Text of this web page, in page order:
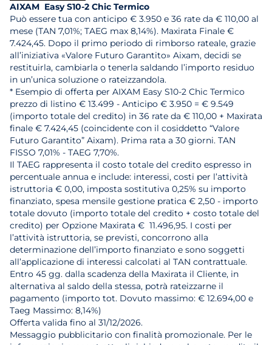
AIXAM Easy S10-2 Chic Termico
Può essere tua con anticipo € 3.950 e 36 rate da € 110,00 al
mese (TAN 7,01%; TAEG max 8,14%). Maxirata Finale €
7.424,45. Dopo il primo periodo di rimborso rateale, grazie
all’iniziativa «Valore Futuro Garantito» Aixam, decidi se
restituirla, cambiarla o tenerla saldando l’importo residuo
in un’unica soluzione o rateizzandola.
* Esempio di offerta per AIXAM Easy S10-2 Chic Termico
prezzo di listino € 13.499 - Anticipo € 3.950 = € 9.549
(importo totale del credito) in 36 rate da € 110,00 + Maxirata
finale € 7.424,45 (coincidente con il cosiddetto “Valore
Futuro Garantito” Aixam). Prima rata a 30 giorni. TAN
FISSO 7,01% - TAEG 7,70%.
Il TAEG rappresenta il costo totale del credito espresso in
percentuale annua e include: interessi, costi per l’attività
istruttoria € 0,00, imposta sostitutiva 0,25% su importo
finanziato, spesa mensile gestione pratica € 2,50 - importo
totale dovuto (importo totale del credito + costo totale del
credito) per Opzione Maxirata € 11.496,95. I costi per
l’attività istruttoria, se previsti, concorrono alla
determinazione dell’importo finanziato e sono soggetti
all’applicazione di interessi calcolati al TAN contrattuale.
Entro 45 gg. dalla scadenza della Maxirata il Cliente, in
alternativa al saldo della stessa, potrà rateizzarne il
pagamento (importo tot. Dovuto massimo: € 12.694,00 e
Taeg Massimo: 8,14%)
Offerta valida fino al 31/12/2026.
Messaggio pubblicitario con finalità promozionale. Per le